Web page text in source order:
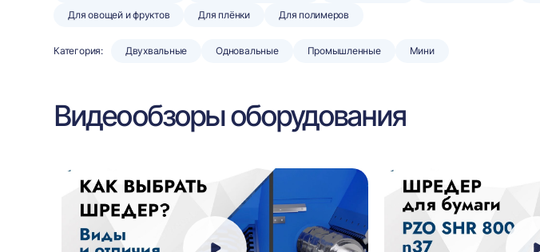
Для овощей и фруктов
Для плёнки Для полимеров
Категория: Двухвальные Одновальные Промышленные Мини
Видеообзоры оборудования